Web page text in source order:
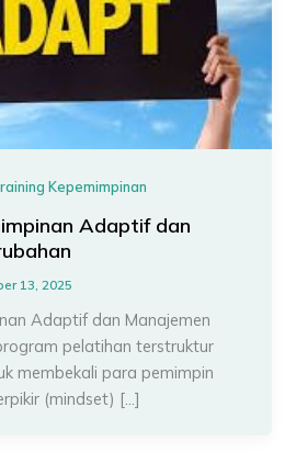
Kepemimpinan
Adaptif dan
13, 2025
Adaptif dan Manajemen
pelatihan terstruktur
membekali para pemimpin
(mindset) […]